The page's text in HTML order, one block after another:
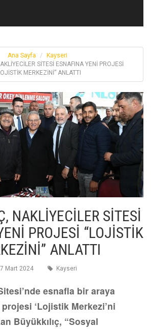
Ana Sayfa
Kayseri
SİTESİ ESNAFINA YENİ PROJESİ
MERKEZİNİ” ANLATTI
NAKLİYECİLER SİTESİ
PROJESİ “LOJİSTİK
ANLATTI
Mart 2024 Kayseri
esnafla bir araya
‘Lojistik Merkezi’ni
Büyükkılıç, “Sosyal